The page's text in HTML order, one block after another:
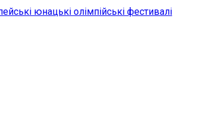
юнацькі олімпійські фестивалі